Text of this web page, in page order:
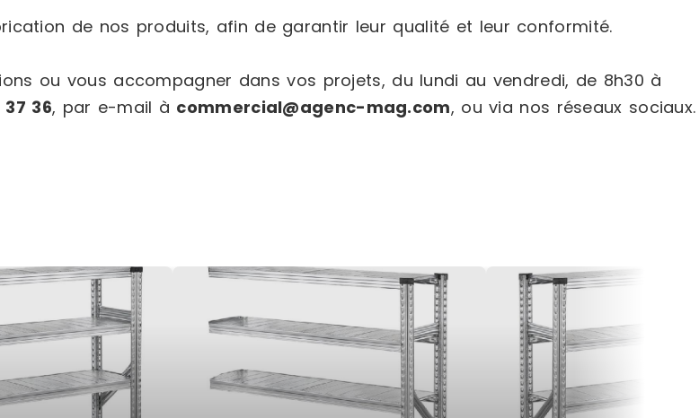
de nos produits, afin de garantir leur qualité et leur conformité.
ou vous accompagner dans vos projets, du lundi au vendredi, de 8h30 à
36, par e-mail à commercial@agenc-mag.com, ou via nos réseaux sociaux.